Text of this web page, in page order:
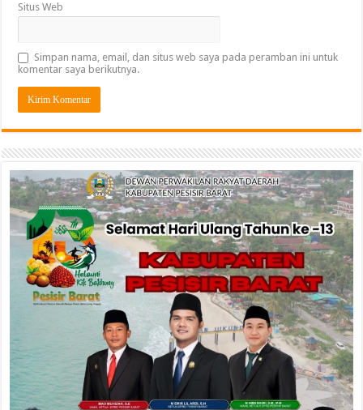
Situs Web
Simpan nama, email, dan situs web saya pada peramban ini untuk
komentar saya berikutnya.